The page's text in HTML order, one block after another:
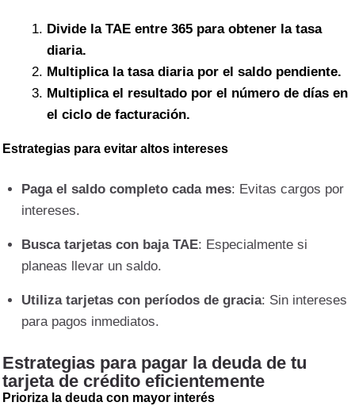
Divide la TAE entre 365 para obtener la tasa
diaria.
Multiplica la tasa diaria por el saldo pendiente.
Multiplica el resultado por el número de días en
el ciclo de facturación.
Estrategias para evitar altos intereses
Paga el saldo completo cada mes: Evitas cargos por
intereses.
Busca tarjetas con baja TAE: Especialmente si
planeas llevar un saldo.
Utiliza tarjetas con períodos de gracia: Sin intereses
para pagos inmediatos.
Estrategias para pagar la deuda de tu
tarjeta de crédito eficientemente
Prioriza la deuda con mayor interés